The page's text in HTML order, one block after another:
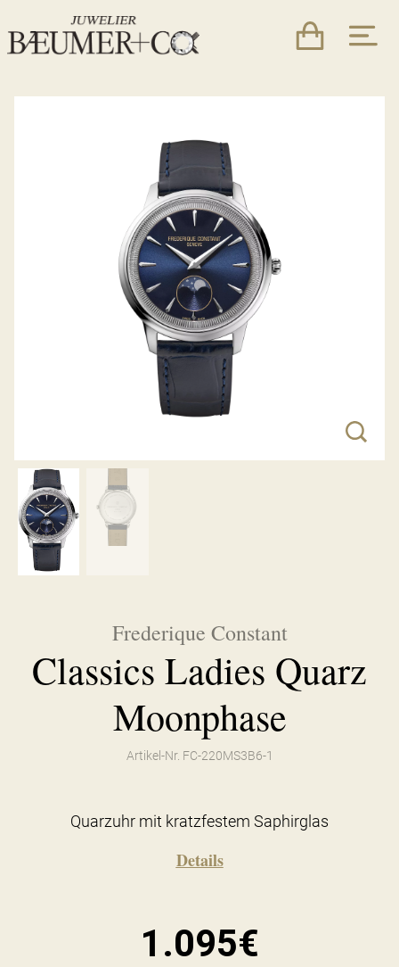
Frederique Constant
Classics Ladies Quarz
Moonphase
Artikel-Nr. FC-220MS3B6-1
Quarzuhr mit kratzfestem Saphirglas
Details
1.095€